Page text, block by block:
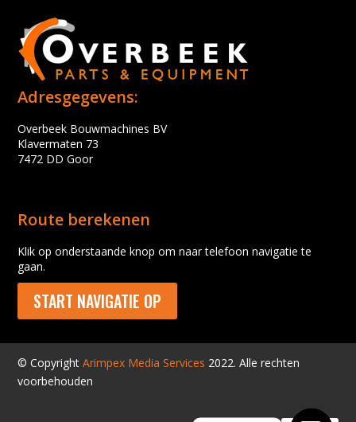
Adresgegevens:
Overbeek Bouwmachines BV
Klavermaten 73
7472 DD Goor
Route berekenen
Klik op onderstaande knop om naar telefoon navigatie te
gaan.
START NAVIGATIE OP
© CopyrightArimpex Media Services 2022. Alle rechten
voorbehouden